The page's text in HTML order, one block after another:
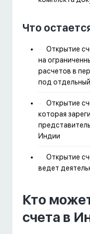
Что
Открытие
на
расчетов в
под
Открытие
которая
Индии
Открытие
ведет
Кто
счета в